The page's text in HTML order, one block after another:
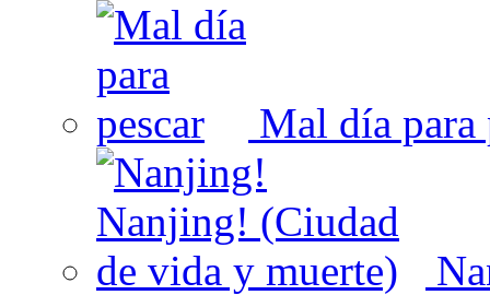
Mal día para